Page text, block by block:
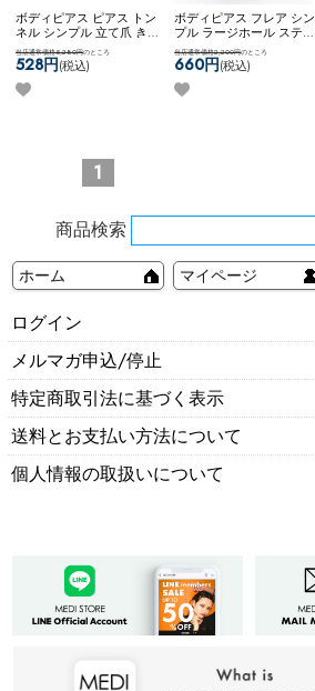
ボディピアス ピアス トン
ネル シンプル 立て爪 き
らきら キラキラ 華やか
おしゃれ 素敵 ネコポス
OK[ 12mm ] 立爪ジュエル
フレッシュトンネル
当店通常価格5,280円のところ
528円(税込)
ボディピアス フレア シン
プル ラージホール ステン
レス 0G ネジ式 ネコポス
OK[７0%OFF][ 6G ] ダブル
フレア (ブラック)
当店通常価格2,200円のところ
660円(税込)
1
商品検索
ホーム マイページ
ログイン
メルマガ申込/停止
特定商取引法に基づく表示
送料とお支払い方法について
個人情報の取扱いについて